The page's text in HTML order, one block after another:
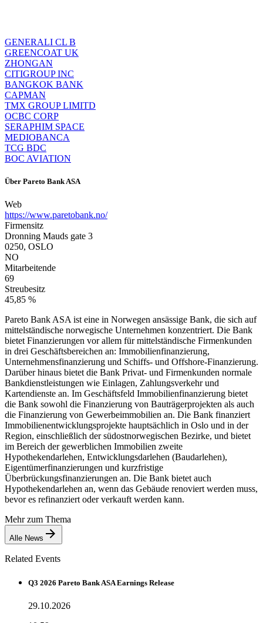
GENERALI CL B
GREENCOAT UK
ZHONGAN
CITIGROUP INC
BANGKOK BANK
CAPMAN
TMX GROUP LIMITD
OCBC CORP
SERAPHIM SPACE
MEDIOBANCA
TCG BDC
BOC AVIATION
Über Pareto Bank ASA
Web
https://www.paretobank.no/
Firmensitz
Dronning Mauds gate 3
0250, OSLO
NO
Mitarbeitende
69
Streubesitz
45,85 %
Pareto Bank ASA ist eine in Norwegen ansässige Bank, die sich auf
mittelständische norwegische Unternehmen konzentriert. Die Bank
bietet Finanzierungen vor allem für mittelständische Firmenkunden
in drei Geschäftsbereichen an: Immobilienfinanzierung,
Unternehmensfinanzierung und Schiffs- und Offshore-Finanzierung.
Darüber hinaus bietet die Bank Privat- und Firmenkunden normale
Bankdienstleistungen wie Einlagen, Zahlungsverkehr und
Kartendienste an. Im Geschäftsfeld Immobilienfinanzierung bietet
die Bank sowohl die Finanzierung von Bauträgerprojekten als auch
die Finanzierung von Gewerbeimmobilien an. Die Bank finanziert
Immobilienentwicklungsprojekte hauptsächlich in Oslo und in der
Region, einschließlich der südostnorwegischen Bezirke, und bietet
im Bereich der gewerblichen Immobilien zweite
Hypothekendarlehen, Entwicklungsdarlehen (Baudarlehen),
Eigentümerfinanzierungen und kurzfristige
Überbrückungsfinanzierungen an. Die Bank bietet auch
Hypothekendarlehen an, wenn das Gebäude renoviert werden muss,
bevor es refinanziert oder verkauft werden kann.
Mehr zum Thema
Alle News
Related Events
Q3 2026 Pareto Bank ASA Earnings Release
29.10.2026